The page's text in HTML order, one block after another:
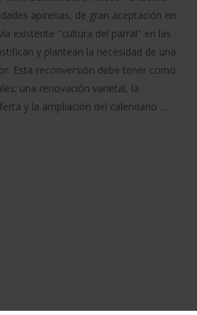
apirenas, de gran aceptación en
existente "cultura del parral" en las
y plantean la necesidad de una
Esta reconversión debe tener como
una renovación varietal, la
y la ampliación del calendario ...